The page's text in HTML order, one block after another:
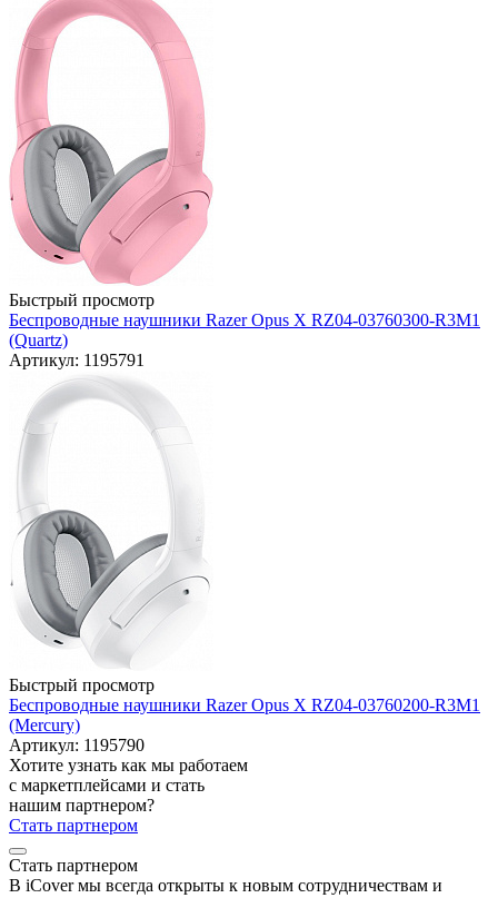
Быстрый просмотр
Беспроводные наушники Razer Opus X RZ04-03760300-R3M1
(Quartz)
Артикул: 1195791
Быстрый просмотр
Беспроводные наушники Razer Opus X RZ04-03760200-R3M1
(Mercury)
Артикул: 1195790
Хотите узнать как мы работаем
с маркетплейсами и стать
нашим партнером?
Стать партнером
Стать партнером
В iCover мы всегда открыты к новым сотрудничествам и